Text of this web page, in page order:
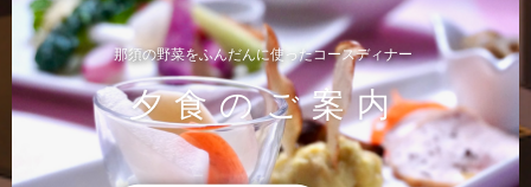
那須の野菜をふんだんに使ったコースディナー
夕食のご案内